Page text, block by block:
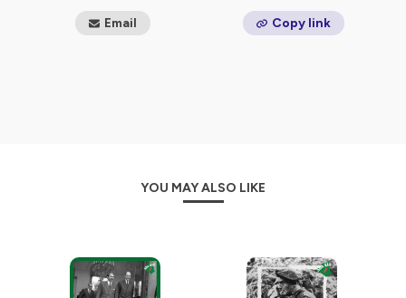
Email Copy link
YOU MAY ALSO LIKE